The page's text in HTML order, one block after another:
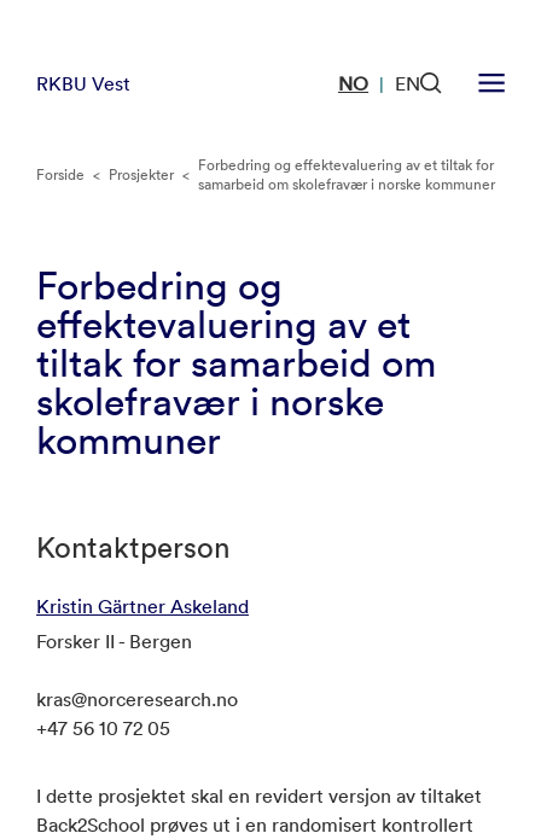
RKBU Vest NO | EN
Forside < Prosjekter < Forbedring og effektevaluering av et tiltak for
samarbeid om skolefravær i norske kommuner
Forbedring og
effektevaluering av et
tiltak for samarbeid om
skolefravær i norske
kommuner
Kontaktperson
Kristin Gärtner Askeland
Forsker II - Bergen
kras@norceresearch.no
+47 56 10 72 05
I dette prosjektet skal en revidert versjon av tiltaket
Back2School prøves ut i en randomisert kontrollert